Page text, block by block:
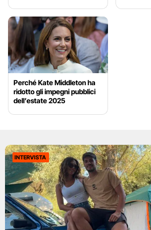
Perché Kate Middleton ha
ridotto gli impegni pubblici
dell’estate 2025
INTERVISTA